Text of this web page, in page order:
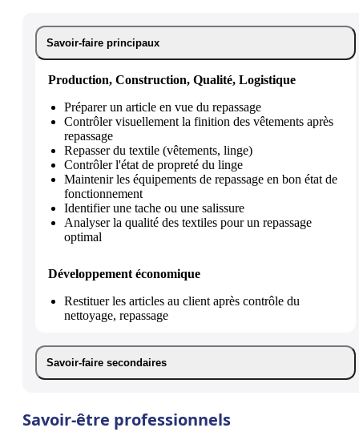
Savoir-faire principaux
Production, Construction, Qualité, Logistique
Préparer un article en vue du repassage
Contrôler visuellement la finition des vêtements après
repassage
Repasser du textile (vêtements, linge)
Contrôler l'état de propreté du linge
Maintenir les équipements de repassage en bon état de
fonctionnement
Identifier une tache ou une salissure
Analyser la qualité des textiles pour un repassage
optimal
Développement économique
Restituer les articles au client après contrôle du
nettoyage, repassage
Savoir-faire secondaires
Savoir-être professionnels